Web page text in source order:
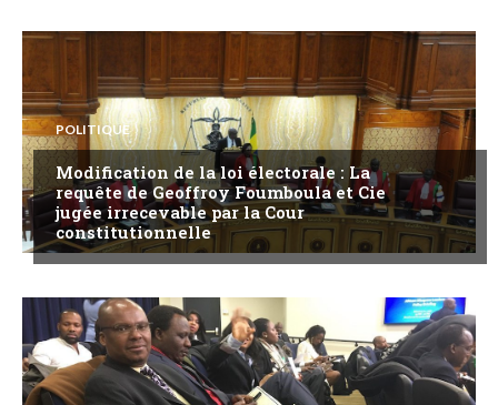
POLITIQUE
Modification de la loi électorale : La
requête de Geoffroy Foumboula et Cie
jugée irrecevable par la Cour
constitutionnelle